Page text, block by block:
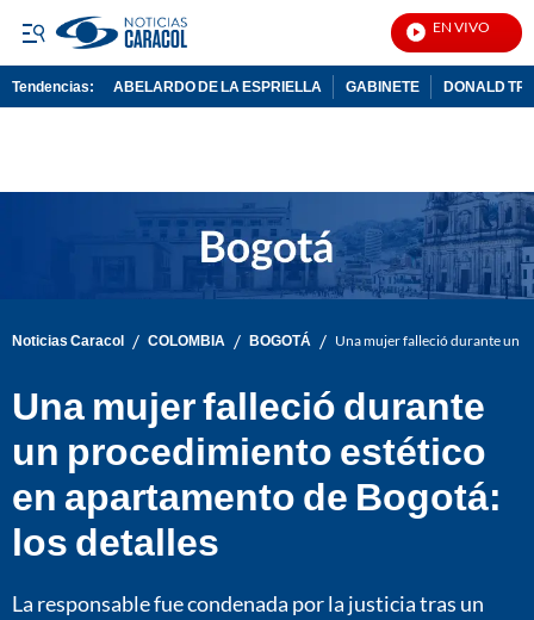
EN VIVO
Tendencias: ABELARDO DE LA ESPRIELLA GABINETE DONALD
Noticias Caracol / COLOMBIA / BOGOTÁ / Una mujer falleció durante un
Una mujer falleció durante
un procedimiento estético
en apartamento de Bogotá:
los detalles
La responsable fue condenada por la justicia tras un